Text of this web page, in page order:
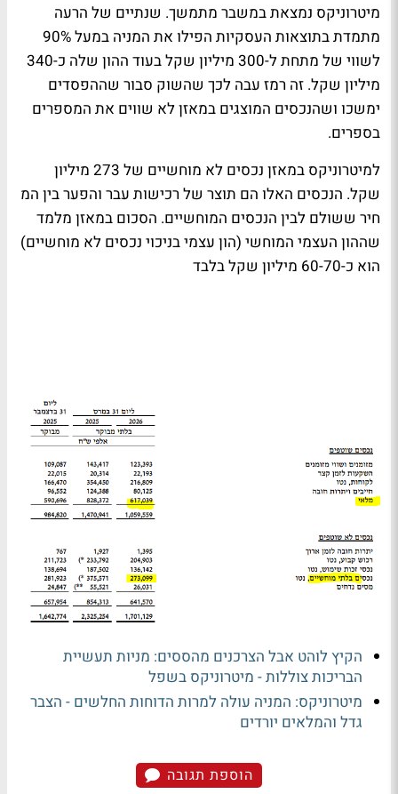
מיטרוניקס נמצאת במשבר מתמשך. שנתיים של הרעה
מתמדת בתוצאות העסקיות הפילו את המניה במעל 90%
לשווי של מתחת ל-300 מיליון שקל בעוד ההון שלה כ-340
מיליון שקל. זה רמז עבה לכך שהשוק סבור שההפסדים
ימשכו ושהנכסים המוצגים במאזן לא שווים את המספרים
בספרים.
למיטרוניקס במאזן נכסים לא מוחשיים של 273 מיליון
שקל. הנכסים האלו הם תוצר של רכישות עבר והפער בין המ
חיר ששולם לבין הנכסים המוחשיים. הסכום במאזן מלמד
שההון העצמי המוחשי (הון עצמי בניכוי נכסים לא מוחשיים)
הוא כ-60-70 מיליון שקל בלבד
הקיץ לוהט אבל הצרכנים מהססים: מניות תעשיית
הבריכות צוללות - מיטרוניקס בשפל
מיטרוניקס: המניה עולה למרות הדוחות החלשים - הצבר
גדל והמלאים יורדים
הוספת תגובה